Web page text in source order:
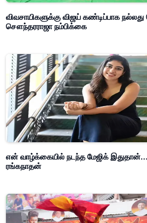
விவசாயிகளுக்கு விஜய் கண்டிப்பாக
சௌந்தரராஜா நம்பிக்கை
என் வாழ்க்கையில் நடந்த மேஜிக்
ரங்கநாதன்